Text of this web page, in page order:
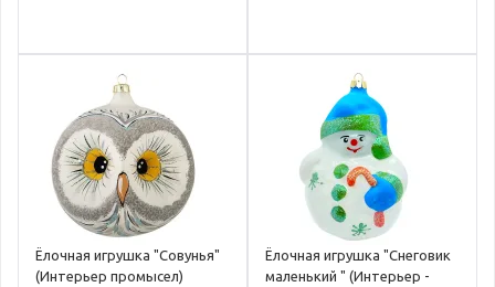
Ёлочная игрушка "Совунья"
(Интерьер промысел)
Ёлочная игрушка "Снеговик
маленький " (Интерьер -